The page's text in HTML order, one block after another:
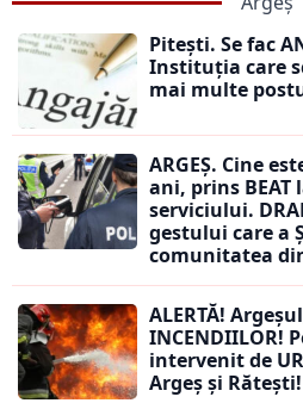
Pitești. Se fac
Instituția care
mai multe
ARGEȘ. Cine
ani, prins
serviciului.
gestului care a
comunitatea
ALERTĂ!
INCENDIILOR!
intervenit de
Argeș și Rătești!